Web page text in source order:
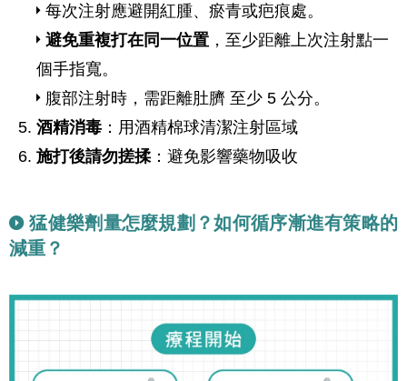
每次注射應避開紅腫、瘀青或疤痕處。
避免重複打在同一位置 ，至少距離上次注射點一
個手指寬。
腹部注射時，需距離肚臍 至少 5 公分。
酒精消毒 ：用酒精棉球清潔注射區域
施打後請勿搓揉 ：避免影響藥物吸收
猛健樂劑量怎麼規劃？如何循序漸進有策略的
減重？